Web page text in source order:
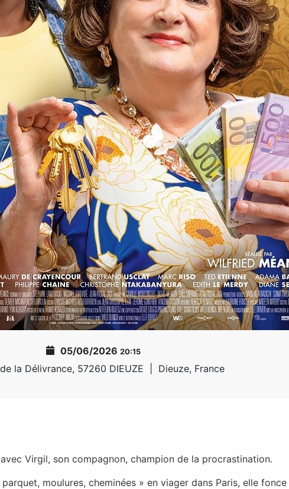
05/06/2026 20:15
la Délivrance, 57260 DIEUZE Dieuze, France
Virgil, son compagnon, champion de la procrastination.
moulures, cheminées » en viager dans Paris, elle